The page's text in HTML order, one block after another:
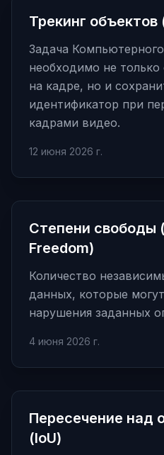
Трекинг
Задача
необходимо не
на кадре, но и
идентификатор при
кадрами видео.
12 июня 2026 г.
Степени свободы
Freedom)
Количество
данных, которые
нарушения заданных
4 июня 2026 г.
Пересечение над
(IoU)